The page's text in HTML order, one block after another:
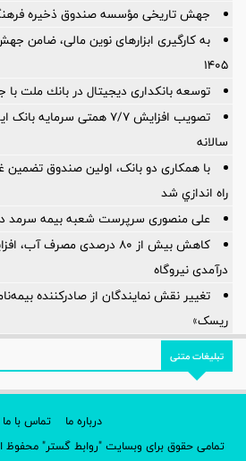
جهش تاریخی مؤسسه صندوق ذخیره
به کارگیری ابزارهای نوین مالی، ضامن
۱۴۰۵
توسعه بانكداری دیجیتال در بانك ملت
تصویب افزایش ۷/۷ همتی
سالانه
با همکاری دو بانک، اولین صندوق تضمین
راه اندازي شد
علی منصوری سرپرست شعبه بیمه سرمد
کاهش بیش از ۸۰ درصدی
درآمدی نیروگاه
تغییر نقش نمایندگان از صادرکننده
ریسک»
تبلیغات متنی
درباره ما
تماس با ما
تمامی حقوق برای وبسایت "روابط گستر" محفوظ